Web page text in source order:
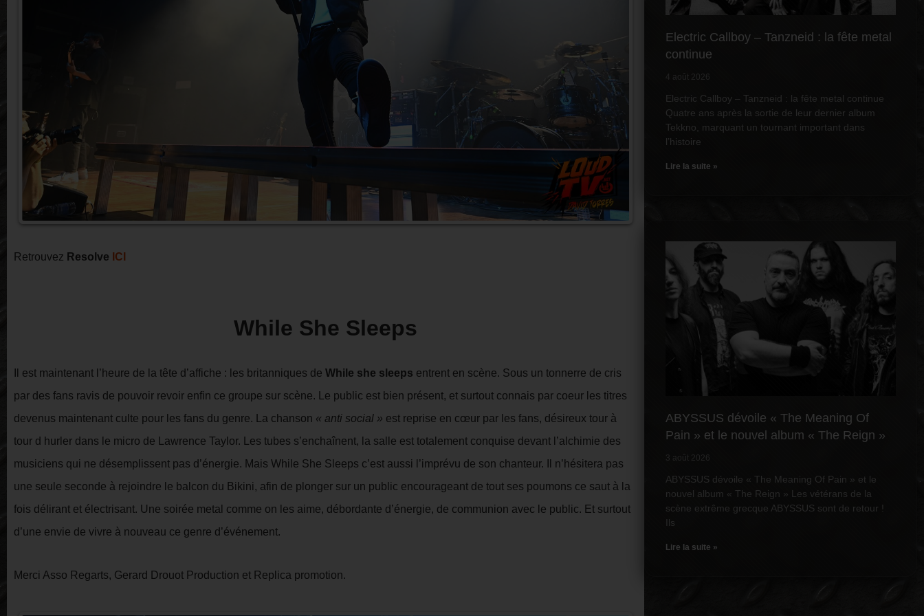
Retrouvez Resolve ICI
While She Sleeps
Il est maintenant l’heure de la tête d’affiche : les britanniques de While she sleeps entrent en scène. Sous un tonnerre de cris
par des fans ravis de pouvoir revoir enfin ce groupe sur scène. Le public est bien présent, et surtout connais par coeur les titres
devenus maintenant culte pour les fans du genre. La chanson « anti social » est reprise en cœur par les fans, désireux tour à
tour d hurler dans le micro de Lawrence Taylor. Les tubes s’enchaînent, la salle est totalement conquise devant l’alchimie des
musiciens qui ne désemplissent pas d’énergie. Mais While She Sleeps c’est aussi l’imprévu de son chanteur. Il n’hésitera pas
une seule seconde à rejoindre le balcon du Bikini, afin de plonger sur un public encourageant de tout ses poumons ce saut à la
fois délirant et électrisant. Une soirée metal comme on les aime, débordante d’énergie, de communion avec le public. Et surtout
d’une envie de vivre à nouveau ce genre d’événement.
Merci Asso Regarts, Gerard Drouot Production et Replica promotion.
Electric Callboy – Tanzneid : la fête metal
continue
4 août 2026
Electric Callboy – Tanzneid : la fête metal continue
Quatre ans après la sortie de leur dernier album
Tekkno, marquant un tournant important dans
l’histoire
Lire la suite »
ABYSSUS dévoile « The Meaning Of
Pain » et le nouvel album « The Reign »
3 août 2026
ABYSSUS dévoile « The Meaning Of Pain » et le
nouvel album « The Reign » Les vétérans de la
scène extrême grecque ABYSSUS sont de retour !
Ils
Lire la suite »